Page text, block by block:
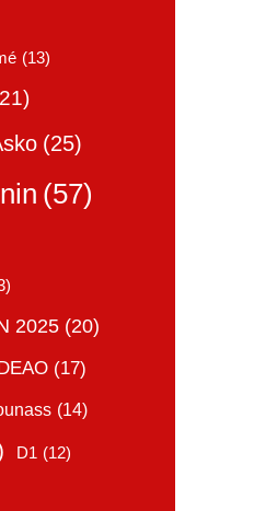
(13)
(25)
(57)
2025 (20)
(17)
(14)
D1 (12)